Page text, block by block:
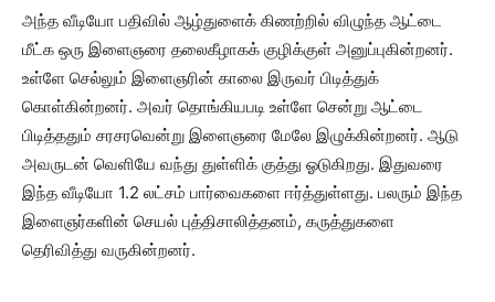
அந்த வீடியோ பதிவில் ஆழ்துளைக் கிணற்றில் விழுந்த ஆட்டை
மீட்க ஒரு இளைஞரை தலைகீழாகக் குழிக்குள் அனுப்புகின்றனர்.
உள்ளே செல்லும் இளைஞரின் காலை இருவர் பிடித்துக்
கொள்கின்றனர். அவர் தொங்கியபடி உள்ளே சென்று ஆட்டை
பிடித்ததும் சரசரவென்று இளைஞரை மேலே இழுக்கின்றனர். ஆடு
அவருடன் வெளியே வந்து துள்ளிக் குத்து ஓடுகிறது. இதுவரை
இந்த வீடியோ 1.2 லட்சம் பார்வைகளை ஈர்த்துள்ளது. பலரும் இந்த
இளைஞர்களின் செயல் புத்திசாலித்தனம், கருத்துகளை
தெரிவித்து வருகின்றனர்.